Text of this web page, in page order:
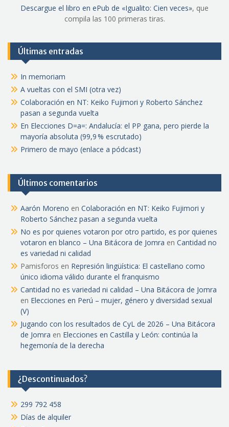
Descargue el libro en ePub de «Igualito: Cien veces», que
compila las 100 primeras tiras.
Últimas entradas
In memoriam
A vueltas con el SMI (otra vez)
Colaboración en NT: Keiko Fujimori y Roberto Sánchez
pasan a segunda vuelta
En Elecciones D=a=: Andalucía: el PP gana, pero pierde la
mayoría absoluta (99,9 % escrutado)
Primero de mayo (enlace a pódcast)
Últimos comentarios
Aarón Moreno en Colaboración en NT: Keiko Fujimori y
Roberto Sánchez pasan a segunda vuelta
No es por quienes votaron por otro partido, es por quienes
votaron en blanco – Una Bitácora de Jomra en Cantidad no
es variedad ni calidad
Pamisforos en Represión lingüística: El castellano como
único idioma válido durante el franquismo
Cantidad no es variedad ni calidad – Una Bitácora de Jomra
en Elecciones en Perú – mujer, género y diversidad sexual
(V)
Jugando con los resultados de CyL de 2026 – Una Bitácora
de Jomra en Elecciones en Castilla y León: continúa la
hegemonía de la derecha
¿Descontinuados?
299 792 458
Días de alquiler